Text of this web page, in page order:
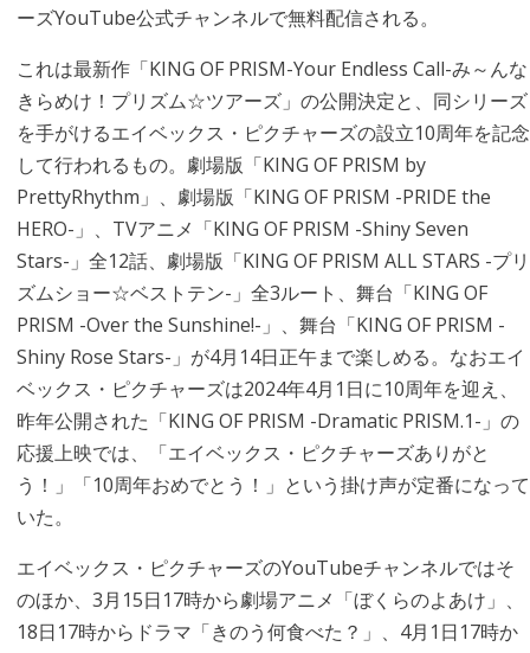
ーズYouTube公式チャンネルで無料配信される。
これは最新作「KING OF PRISM-Your Endless Call-み～んな
きらめけ！プリズム☆ツアーズ」の公開決定と、同シリーズ
を手がけるエイベックス・ピクチャーズの設立10周年を記念
して行われるもの。劇場版「KING OF PRISM by
PrettyRhythm」、劇場版「KING OF PRISM -PRIDE the
HERO-」、TVアニメ「KING OF PRISM -Shiny Seven
Stars-」全12話、劇場版「KING OF PRISM ALL STARS -プリ
ズムショー☆ベストテン-」全3ルート、舞台「KING OF
PRISM -Over the Sunshine!-」、舞台「KING OF PRISM -
Shiny Rose Stars-」が4月14日正午まで楽しめる。なおエイ
ベックス・ピクチャーズは2024年4月1日に10周年を迎え、
昨年公開された「KING OF PRISM -Dramatic PRISM.1-」の
応援上映では、「エイベックス・ピクチャーズありがと
う！」「10周年おめでとう！」という掛け声が定番になって
いた。
エイベックス・ピクチャーズのYouTubeチャンネルではそ
のほか、3月15日17時から劇場アニメ「ぼくらのよあけ」、
18日17時からドラマ「きのう何食べた？」、4月1日17時か